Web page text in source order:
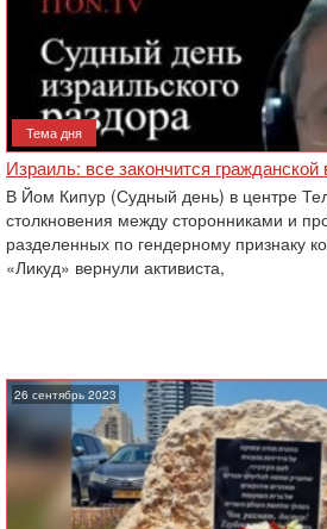
Тема дня
Израиль: все закончится гражданской
В Йом Кипур (Судный день) в центре
столкновения между сторонниками и
разделенных по гендерному признаку
«Ликуд» вернули активиста,
26 сентябрь 2023